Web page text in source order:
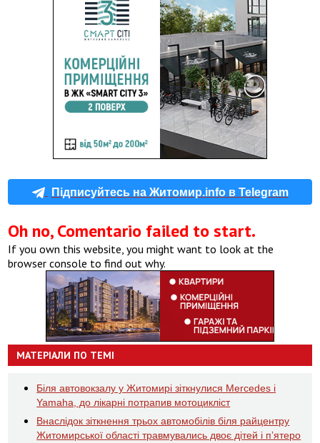
Підписуйтесь на Житомир.info в Telegram
Oh no, Comentario failed to start.
If you own this website, you might want to look at the
browser console to find out why.
МАТЕРІАЛИ ПО ТЕМІ
Біля автовокзалу у Житомирі зіткнулися Mercedes і
Yamaha, до лікарні потрапив мотоцикліст
Внаслідок зіткнення трьох автомобілів біля райцентру
Житомирської області травмувались двоє дітей і пʼятеро